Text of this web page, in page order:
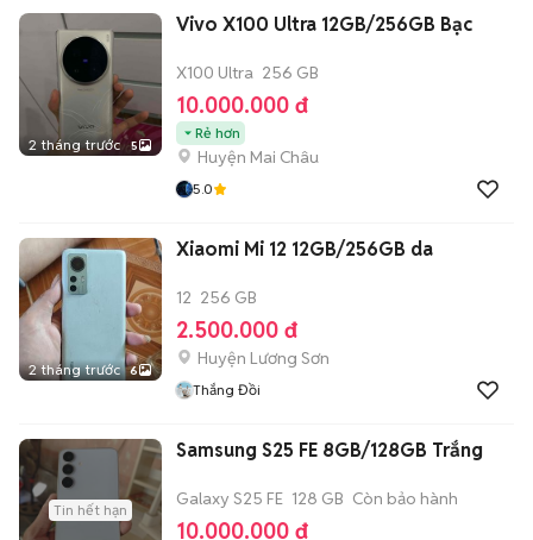
2 tháng trước 5
Vivo X100 Ultra 12GB/256GB Bạc
X100 Ultra 256 GB
10.000.000 đ
Rẻ hơn
Huyện Mai Châu
5.0
2 tháng trước 6
Xiaomi Mi 12 12GB/256GB da
12 256 GB
2.500.000 đ
Huyện Lương Sơn
Thắng Đồi
Tin hết hạn
Samsung S25 FE 8GB/128GB Trắng
Galaxy S25 FE 128 GB Còn bảo hành
10.000.000 đ